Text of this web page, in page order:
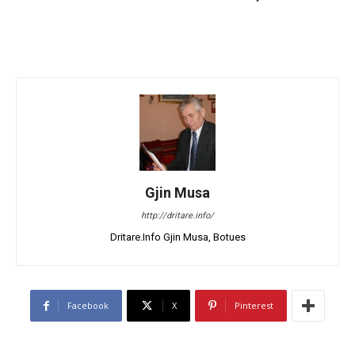
Gjin Musa
http://dritare.info/
Dritare.Info Gjin Musa, Botues
Facebook X Pinterest